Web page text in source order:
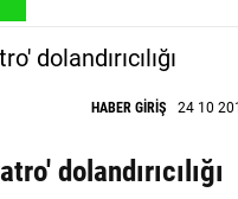
HABER GİRİŞ 24 10
dolandırıcılığı